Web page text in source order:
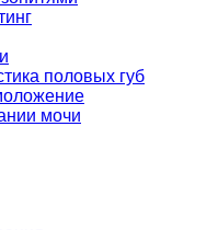
половых губ
мочи